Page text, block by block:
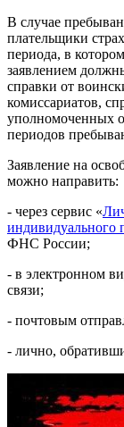
В случае
плательщики
периода, в
заявлением
справки от
комиссариатов,
уполномоченных
периодов
Заявление на
можно направить:
- через сервис «
индивидуального
ФНС России;
- в электронном
связи;
- почтовым
- лично,